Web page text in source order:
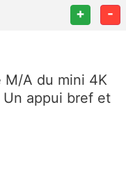
+ -
M/A du mini 4K
appui bref et